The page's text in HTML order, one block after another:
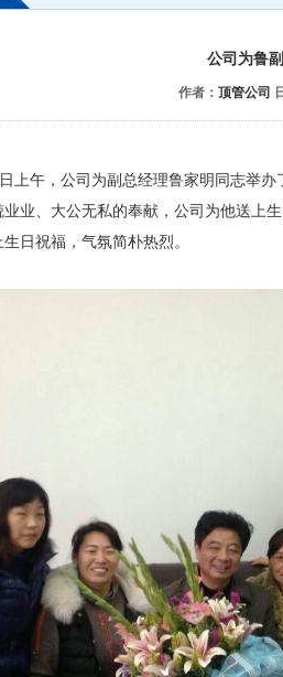
公司为鲁
作者： 顶管公司
上午，公司为副总经理鲁家明同志举
业、大公无私的奉献，公司为他送上
日祝福，气氛简朴热烈。